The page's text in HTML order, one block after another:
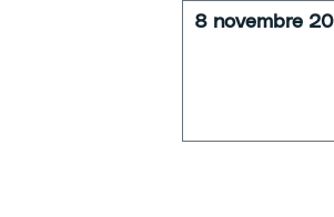
8 novembre